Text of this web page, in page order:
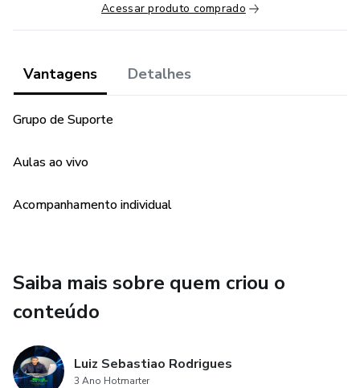
perda. Nenhuma informação contida neste produto deve
ser interpretada como uma garantia de resultados.''
Acessar produto comprado
Vantagens Detalhes
Grupo de Suporte
Aulas ao vivo
Acompanhamento individual
Saiba mais sobre quem criou o
conteúdo
Luiz Sebastiao Rodrigues
3 Ano Hotmarter